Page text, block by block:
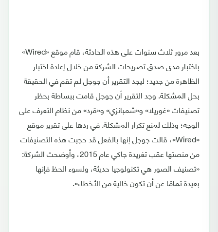
بعد مرور ثلاث سنوات على هذه الحادثة، قام موقع «Wired»
باختبار مدى صدق تصريحات الشركة من خلال إعادة اختبار
الظاهرة من جديد؛ ليجد التقرير أن جوجل لم تقم في الحقيقة
بحل المشكلة. وجد التقرير أن جوجل قامت ببساطة بحظر
تصنيفات «غوريلا» و«شمبانزي» و«قرد» من نظام التعرف على
الوجه؛ وذلك لمنع تكرار المشكلة. في ردها على تقرير موقع
«Wired»، قالت جوجل إنها بالفعل قد حجبت هذه التصنيفات
من منصتها عقب تغريدة جاكي عام 2015، وأوضحت الشركة:
«تصنيف الصور هي تكنولوجيا حديثة، ولسوء الحظ فإنها
بعيدة تمامًا عن أن تكون خالية من الأخطاء».